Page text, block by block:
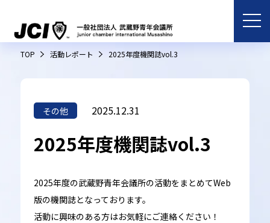
TOP 活動レポート 2025年度機関誌vol.3
その他 2025.12.31
2025年度機関誌vol.3
2025年度の武蔵野青年会議所の活動をまとめてWeb
版の機関誌となっております。
活動に興味のある方はお気軽にご連絡ください！